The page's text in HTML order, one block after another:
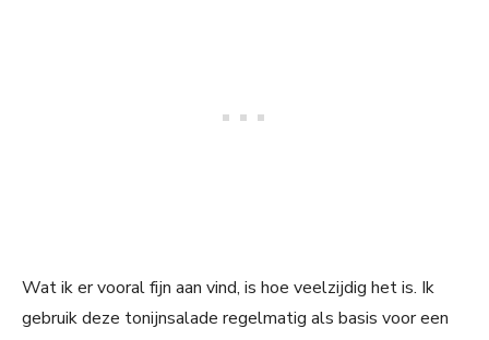
Wat ik er vooral fijn aan vind, is hoe veelzijdig het is. Ik
gebruik deze tonijnsalade regelmatig als basis voor een